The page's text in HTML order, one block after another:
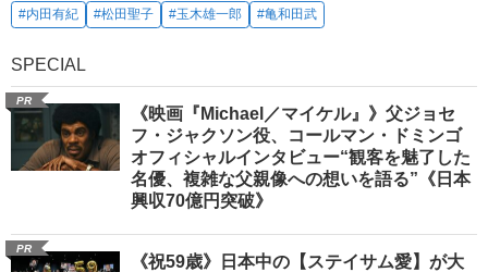
#内田有紀
#松田聖子 #玉木雄一郎 #亀和田武
SPECIAL
PR
《映画『Michael／マイケル』》父ジョセ
フ・ジャクソン役、コールマン・ドミンゴ
オフィシャルインタビュー“観客を魅了した
名優、複雑な父親像への想いを語る”《日本
興収70億円突破》
PR
《祝59歳》日本中の【ステイサム愛】が大